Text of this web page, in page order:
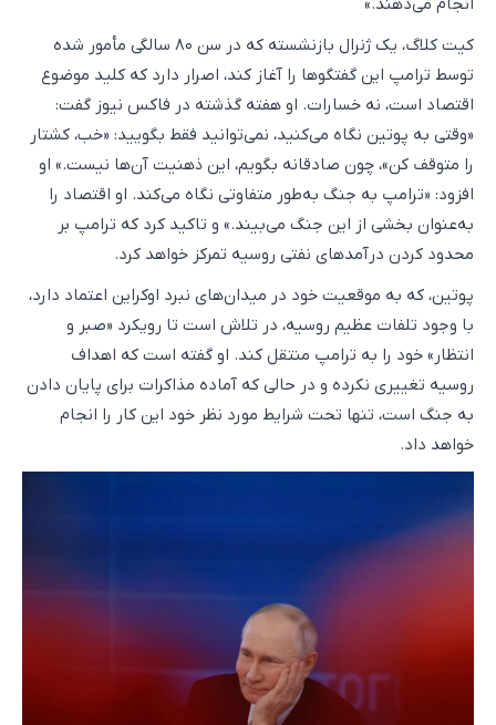
انجام می‌دهند.»
کیت کلاگ، یک ژنرال بازنشسته که در سن ۸۰ سالگی مأمور شده
توسط ترامپ این گفتگوها را آغاز کند، اصرار دارد که کلید موضوع
اقتصاد است، نه خسارات. او هفته گذشته در فاکس نیوز گفت:
«وقتی به پوتین نگاه می‌کنید، نمی‌توانید فقط بگویید: «خب، کشتار
را متوقف کن»، چون صادقانه بگویم، این ذهنیت آن‌ها نیست.» او
افزود: «ترامپ به جنگ به‌طور متفاوتی نگاه می‌کند. او اقتصاد را
به‌عنوان بخشی از این جنگ می‌بیند.» و تاکید کرد که ترامپ بر
محدود کردن درآمدهای نفتی روسیه تمرکز خواهد کرد.
پوتین، که به موقعیت خود در میدان‌های نبرد اوکراین اعتماد دارد،
با وجود تلفات عظیم روسیه، در تلاش است تا رویکرد «صبر و
انتظار» خود را به ترامپ منتقل کند. او گفته است که اهداف
روسیه تغییری نکرده و در حالی که آماده مذاکرات برای پایان دادن
به جنگ است، تنها تحت شرایط مورد نظر خود این کار را انجام
خواهد داد.